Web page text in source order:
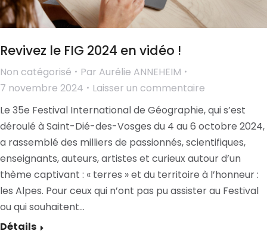
Revivez le FIG 2024 en vidéo !
Non catégorisé Par Aurélie ANNEHEIM
7 novembre 2024
Laisser un commentaire
Le 35e Festival International de Géographie, qui s’est
déroulé à Saint-Dié-des-Vosges du 4 au 6 octobre 2024,
a rassemblé des milliers de passionnés, scientifiques,
enseignants, auteurs, artistes et curieux autour d’un
thème captivant : « terres » et du territoire à l’honneur :
les Alpes. Pour ceux qui n’ont pas pu assister au Festival
ou qui souhaitent…
Détails